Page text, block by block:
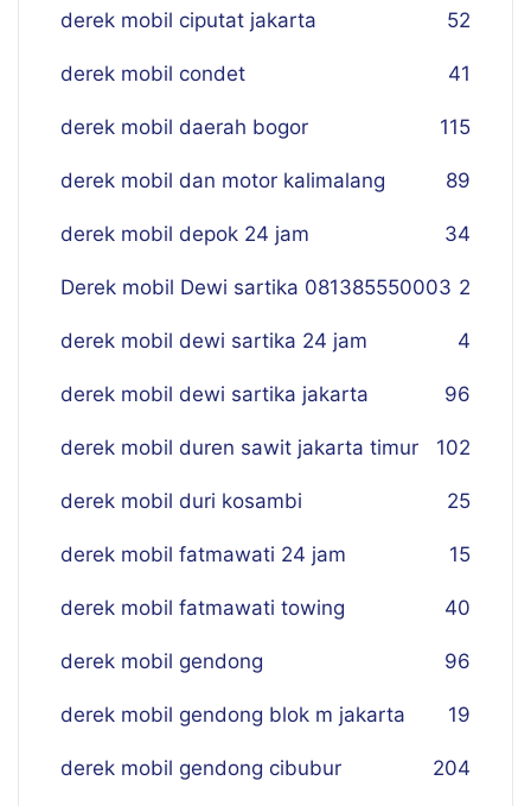
derek mobil ciputat jakarta 52
derek mobil condet 41
derek mobil daerah bogor 115
derek mobil dan motor kalimalang 89
derek mobil depok 24 jam 34
Derek mobil Dewi sartika 081385550003 2
derek mobil dewi sartika 24 jam 4
derek mobil dewi sartika jakarta 96
derek mobil duren sawit jakarta timur 102
derek mobil duri kosambi 25
derek mobil fatmawati 24 jam 15
derek mobil fatmawati towing 40
derek mobil gendong 96
derek mobil gendong blok m jakarta 19
derek mobil gendong cibubur 204